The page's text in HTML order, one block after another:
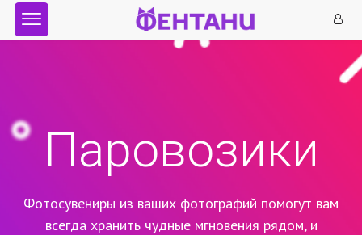
Паровозики
Фотосувениры из ваших фотографий помогут вам
всегда хранить чудные мгновения рядом, и